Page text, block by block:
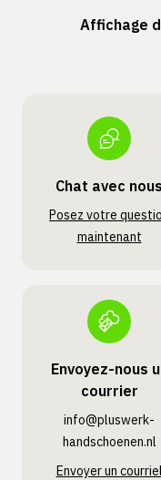
Affichage
Chat avec nous
Posez votre
maintenant
Envoyez-nous
courrier
info@pluswerk­
handschoenen.nl
Envoyer un courriel